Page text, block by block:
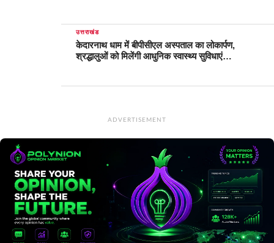
उत्तराखंड
केदारनाथ धाम में बीपीसीएल अस्पताल का लोकार्पण,
श्रद्धालुओं को मिलेंगी आधुनिक स्वास्थ्य सुविधाएं…
ADVERTISEMENT